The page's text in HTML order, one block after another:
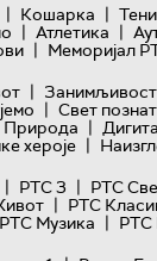
| Кошарка |
| Атлетика |
| Меморијал
|
| Свет
Природа |
хероје |
| РТС 3 | РТС
| РТС
РТС Музика | РТС